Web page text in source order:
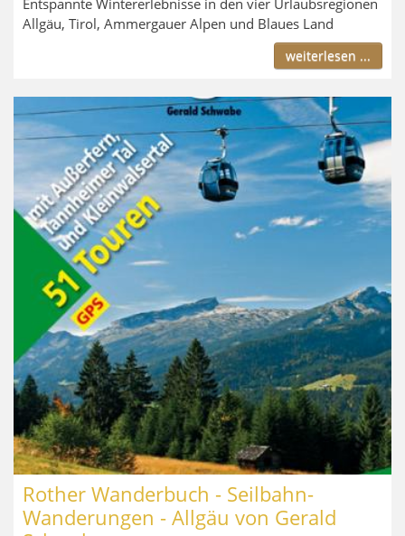
Entspannte Wintererlebnisse in den vier Urlaubsregionen
Allgäu, Tirol, Ammergauer Alpen und Blaues Land
weiterlesen ...
Rother Wanderbuch - Seilbahn-
Wanderungen - Allgäu von Gerald